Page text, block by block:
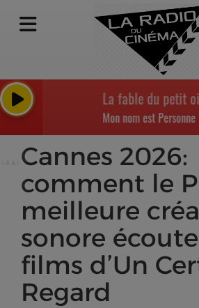
La fable du petit
Mon nom est Personne
Cannes 2026:
comment le
meilleure
sonore
films d’Un
Regard